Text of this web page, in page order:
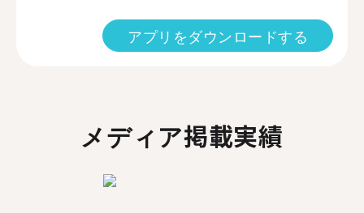
アプリをダウンロードする
メディア掲載実績